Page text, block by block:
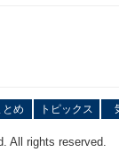
とめ トピックス
All rights reserved.